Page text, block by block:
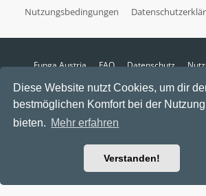
Diese Website nutzt Cookies, um dir
bestmöglichen Komfort bei der
bieten. Mehr erfahren
Verstanden!
Nutzungsbedingungen
Funga Austria FAQ Datenschutz
Alle Zeiten sindUTC+02:00
Aktuelle Zeit: 8. August 2026,
Powered byphpBB
Ravaio Theme byGramziu